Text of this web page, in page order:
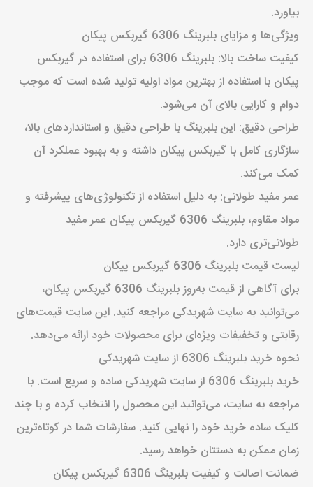
بیاورد.
ویژگی‌ها و مزایای بلبرینگ 6306 گیربکس پیکان
کیفیت ساخت بالا: بلبرینگ 6306 برای استفاده در گیربکس
پیکان با استفاده از بهترین مواد اولیه تولید شده است که موجب
دوام و کارایی بالای آن می‌شود.
طراحی دقیق: این بلبرینگ با طراحی دقیق و استانداردهای بالا،
سازگاری کامل با گیربکس پیکان داشته و به بهبود عملکرد آن
کمک می‌کند.
عمر مفید طولانی: به دلیل استفاده از تکنولوژی‌های پیشرفته و
مواد مقاوم، بلبرینگ 6306 گیربکس پیکان عمر مفید
طولانی‌تری دارد.
لیست قیمت بلبرینگ 6306 گیربکس پیکان
برای آگاهی از قیمت به‌روز بلبرینگ 6306 گیربکس پیکان،
می‌توانید به سایت شهریدکی مراجعه کنید. این سایت قیمت‌های
رقابتی و تخفیفات ویژه‌ای برای محصولات خود ارائه می‌دهد.
نحوه خرید بلبرینگ 6306 از سایت شهریدکی
خرید بلبرینگ 6306 از سایت شهریدکی ساده و سریع است. با
مراجعه به سایت، می‌توانید این محصول را انتخاب کرده و با چند
کلیک ساده خرید خود را نهایی کنید. سفارشات شما در کوتاه‌ترین
زمان ممکن به دستتان خواهد رسید.
ضمانت اصالت و کیفیت بلبرینگ 6306 گیربکس پیکان